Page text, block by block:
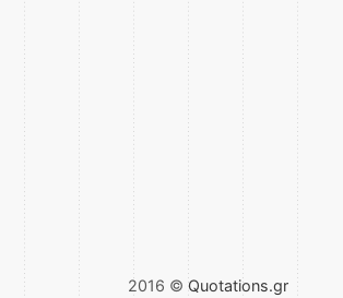
2016 © Quotations.gr